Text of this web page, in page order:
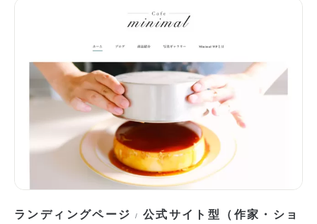
ランディングページ / 公式サイト型（作家・ショ